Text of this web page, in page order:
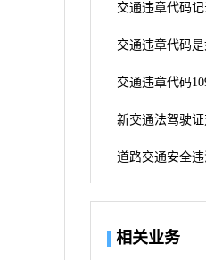
交通违章代码
交通违章代码
交通违章代码
新交通法驾驶
道路交通安全
相关业务